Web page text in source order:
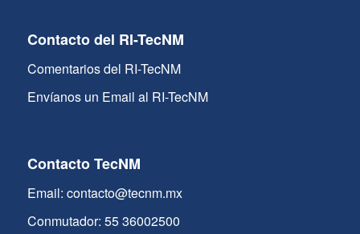
Contacto del RI-TecNM
Comentarios del RI-TecNM
Envíanos un Email al RI-TecNM
Contacto TecNM
Email: contacto@tecnm.mx
Conmutador: 55 36002500